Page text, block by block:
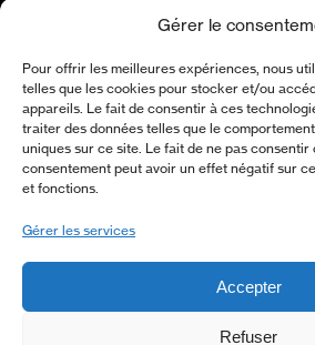
Gérer le
Pour offrir les meilleures expériences, nous
telles que les cookies pour stocker et/ou
appareils. Le fait de consentir à ces
traiter des données telles que le
uniques sur ce site. Le fait de ne pas
consentement peut avoir un effet négatif sur
et fonctions.
Gérer les services
Accepter
Refuser
ABONNEZ-VOUS À
S'ABONNER